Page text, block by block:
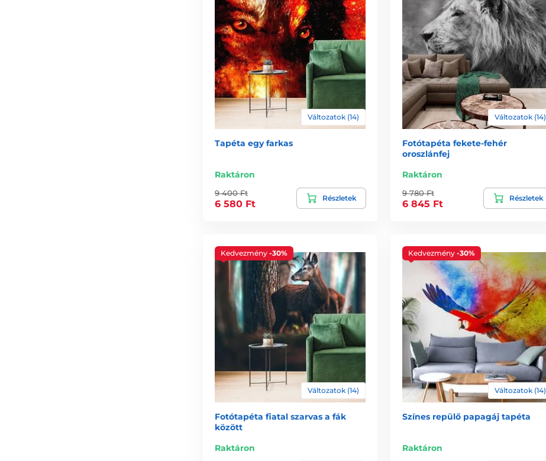
Változatok (14)
Tapéta egy farkas
Raktáron
9 400 Ft
6 580 Ft
Részletek
Változatok (14)
Fotótapéta fekete-fehér
oroszlánfej
Raktáron
9 780 Ft
6 845 Ft
Részletek
Kedvezmény -30%
Változatok (14)
Fotótapéta fiatal szarvas a fák
között
Raktáron
Kedvezmény -30%
Változatok (14)
Színes repülő papagáj tapéta
Raktáron